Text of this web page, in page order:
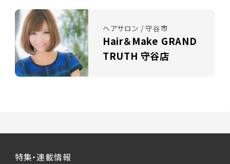
ヘアサロン / 守谷市
Hair＆Make GRAND
TRUTH 守谷店
特集・連載情報